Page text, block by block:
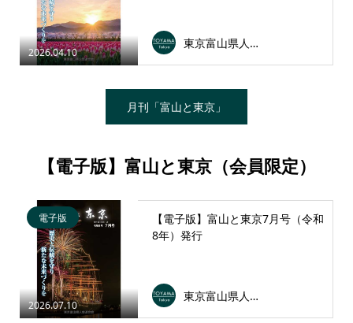
2026.04.10
東京富山県人会連合会
月刊「富山と東京」
【電子版】富山と東京（会員限定）
2026.07.10
電子版
【電子版】富山と東京7月号（令和
8年）発行
東京富山県人会連合会